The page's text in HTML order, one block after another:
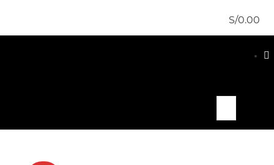
S/0.00